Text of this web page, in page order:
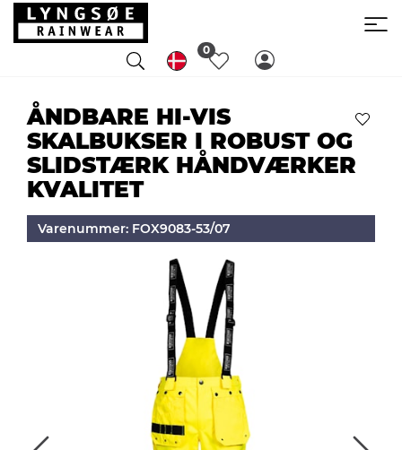
0
ÅNDBARE HI-VIS
SKALBUKSER I ROBUST OG
SLIDSTÆRK HÅNDVÆRKER
KVALITET
Varenummer: FOX9083-53/07